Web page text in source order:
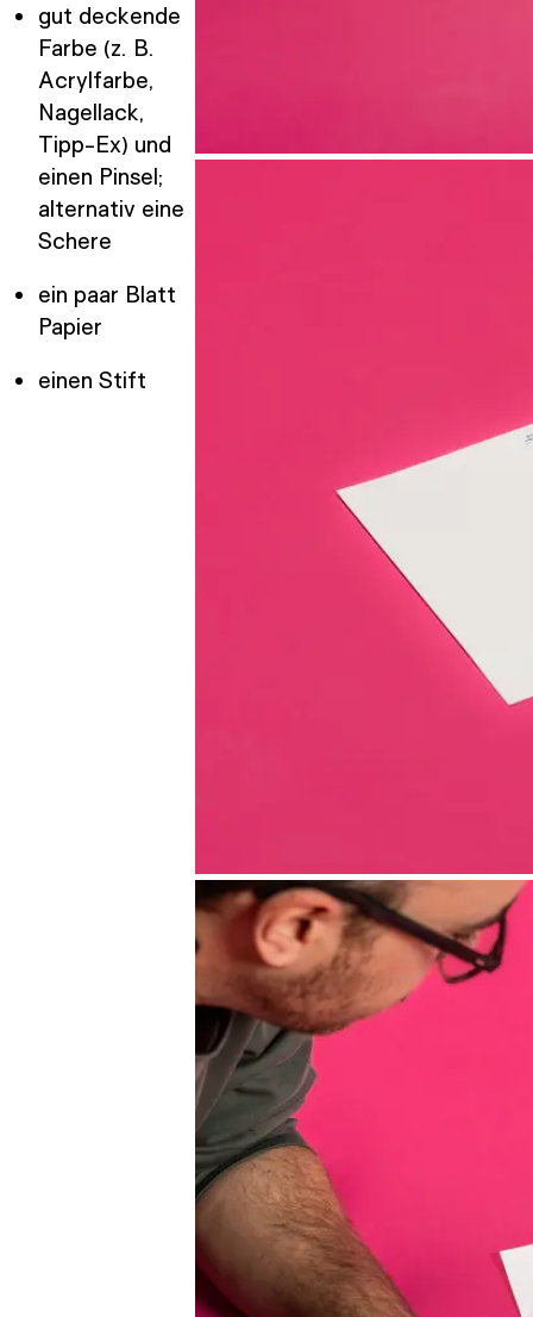
gut deckende
Farbe (z. B.
Acrylfarbe,
Nagellack,
Tipp-Ex) und
einen Pinsel;
alternativ eine
Schere
ein paar Blatt
Papier
einen Stift